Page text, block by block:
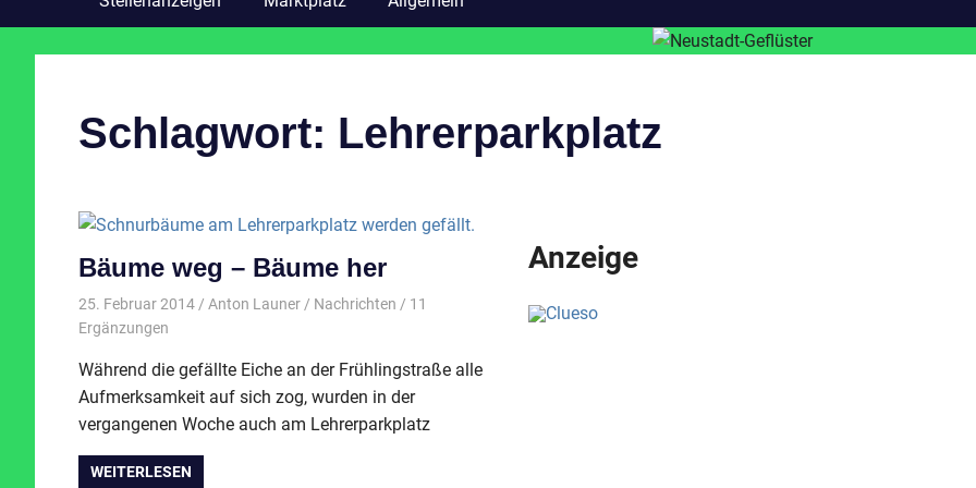
Schlagwort: Lehrerparkplatz
Bäume weg – Bäume her
25. Februar 2014 Anton Launer Nachrichten / 11
Ergänzungen
Während die gefällte Eiche an der Frühlingstraße alle
Aufmerksamkeit auf sich zog, wurden in der
vergangenen Woche auch am Lehrerparkplatz
WEITERLESEN
Anzeige